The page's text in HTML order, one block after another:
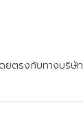
ยตรงกับทางบริษัท